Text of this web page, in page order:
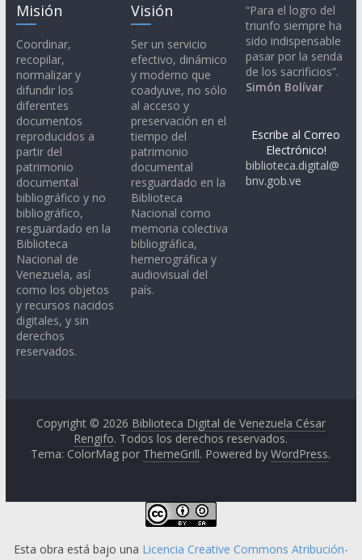
Misión
Coordinar,
recopilar,
normalizar y
difundir los
diferentes
documentos
reproducidos a
partir del
patrimonio
documental
bibliográfico y no
bibliográfico,
resguardado en la
Biblioteca
Nacional de
Venezuela, así
como los objetos
y recursos nacidos
digitales, y sin
derechos
reservados.
Visión
Ser un servicio
efectivo, dinámico
y moderno que
coadyuve, no sólo
al acceso y
preservación en el
tiempo del
patrimonio
documental
resguardado en la
Biblioteca
Nacional como
memoria colectiva
bibliográfica,
hemerográfica y
audiovisual del
país.
“Para el logro del
triunfo siempre ha
sido indispensable
pasar por la senda
de los sacrificios”.
Simón Bolívar
Escribe al Correo
Electrónico!
biblioteca.digital@
bnv.gob.ve
Copyright © 2026 Biblioteca Digital de Venezuela César
Rengifo. Todos los derechos reservados.
Tema: ColorMag por ThemeGrill. Powered byWordPress.
Esta obra está bajo una Licencia Creative Commons Atribución-